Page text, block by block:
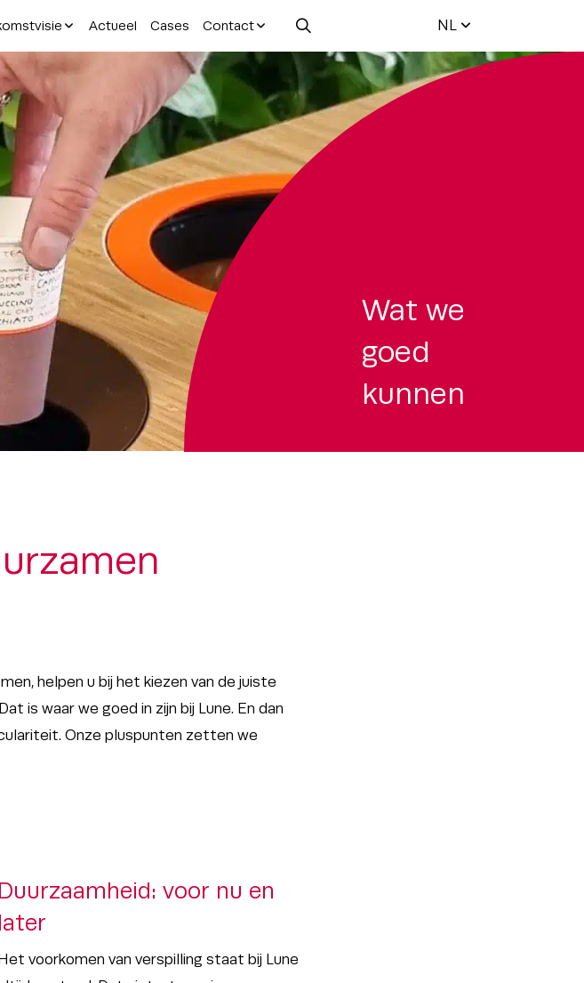
Actueel Cases Contact NL
Wat we
goed
kunnen
helpen u bij het kiezen van de juiste
is waar we goed in zijn bij Lune. En dan
Onze pluspunten zetten we
Duurzaamheid: voor nu en
later
voorkomen van verspilling staat bij Lune